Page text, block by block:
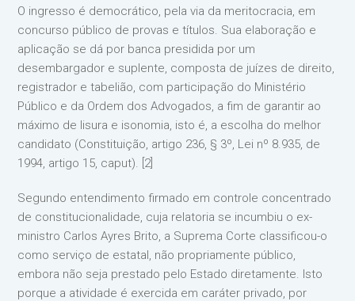
O ingresso é democrático, pela via da meritocracia, em
concurso público de provas e títulos. Sua elaboração e
aplicação se dá por banca presidida por um
desembargador e suplente, composta de juízes de direito,
registrador e tabelião, com participação do Ministério
Público e da Ordem dos Advogados, a fim de garantir ao
máximo de lisura e isonomia, isto é, a escolha do melhor
candidato (Constituição, artigo 236, § 3º, Lei nº 8.935, de
1994, artigo 15, caput). [2]
Segundo entendimento firmado em controle concentrado
de constitucionalidade, cuja relatoria se incumbiu o ex-
ministro Carlos Ayres Brito, a Suprema Corte classificou-o
como serviço de estatal, não propriamente público,
embora não seja prestado pelo Estado diretamente. Isto
porque a atividade é exercida em caráter privado, por